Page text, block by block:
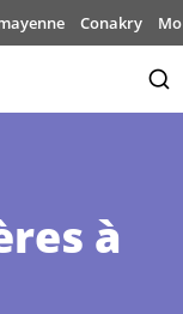
Conakry
à